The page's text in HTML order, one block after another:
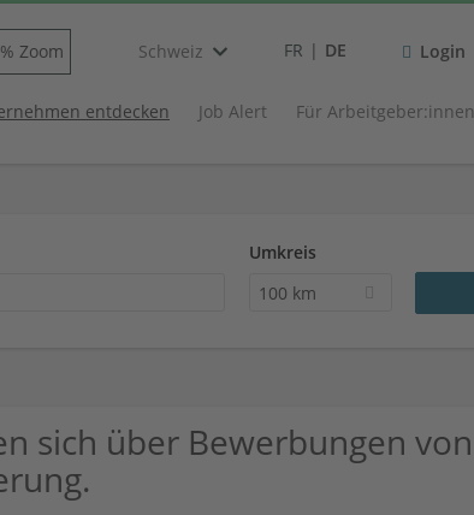
Zoom Schweiz FR DE Login
entdecken Job Alert Für Arbeitgeber:innen
Umkreis
100 km
sich über Bewerbungen von